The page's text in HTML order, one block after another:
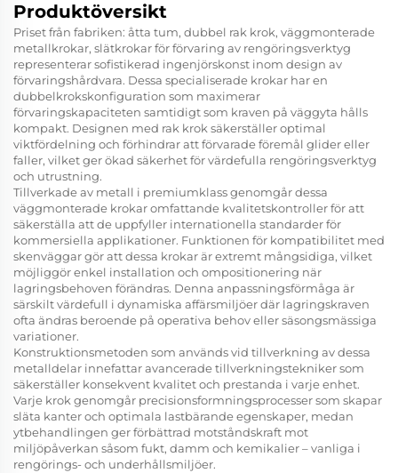
Produktöversikt
Priset från fabriken: åtta tum, dubbel rak krok, väggmonterade
metallkrokar, slätkrokar för förvaring av rengöringsverktyg
representerar sofistikerad ingenjörskonst inom design av
förvaringshårdvara. Dessa specialiserade krokar har en
dubbelkrokskonfiguration som maximerar
förvaringskapaciteten samtidigt som kraven på väggyta hålls
kompakt. Designen med rak krok säkerställer optimal
viktfördelning och förhindrar att förvarade föremål glider eller
faller, vilket ger ökad säkerhet för värdefulla rengöringsverktyg
och utrustning.
Tillverkade av metall i premiumklass genomgår dessa
väggmonterade krokar omfattande kvalitetskontroller för att
säkerställa att de uppfyller internationella standarder för
kommersiella applikationer. Funktionen för kompatibilitet med
skenväggar gör att dessa krokar är extremt mångsidiga, vilket
möjliggör enkel installation och ompositionering när
lagringsbehoven förändras. Denna anpassningsförmåga är
särskilt värdefull i dynamiska affärsmiljöer där lagringskraven
ofta ändras beroende på operativa behov eller säsongsmässiga
variationer.
Konstruktionsmetoden som används vid tillverkning av dessa
metalldelar innefattar avancerade tillverkningstekniker som
säkerställer konsekvent kvalitet och prestanda i varje enhet.
Varje krok genomgår precisionsformningsprocesser som skapar
släta kanter och optimala lastbärande egenskaper, medan
ytbehandlingen ger förbättrad motståndskraft mot
miljöpåverkan såsom fukt, damm och kemikalier – vanliga i
rengörings- och underhållsmiljöer.